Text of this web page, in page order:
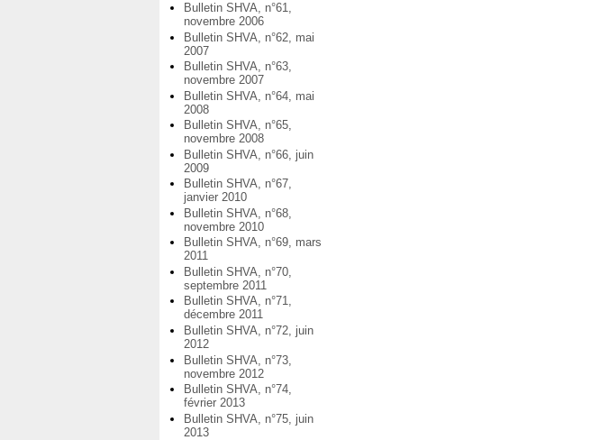
Bulletin SHVA, n°61,
novembre 2006
Bulletin SHVA, n°62, mai
2007
Bulletin SHVA, n°63,
novembre 2007
Bulletin SHVA, n°64, mai
2008
Bulletin SHVA, n°65,
novembre 2008
Bulletin SHVA, n°66, juin
2009
Bulletin SHVA, n°67,
janvier 2010
Bulletin SHVA, n°68,
novembre 2010
Bulletin SHVA, n°69, mars
2011
Bulletin SHVA, n°70,
septembre 2011
Bulletin SHVA, n°71,
décembre 2011
Bulletin SHVA, n°72, juin
2012
Bulletin SHVA, n°73,
novembre 2012
Bulletin SHVA, n°74,
février 2013
Bulletin SHVA, n°75, juin
2013